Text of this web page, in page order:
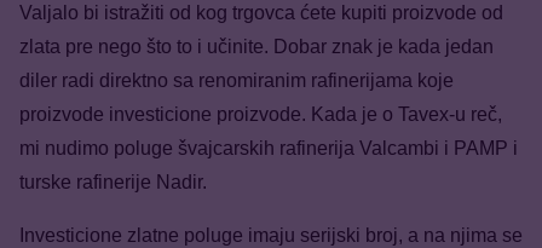
Valjalo bi istražiti od kog trgovca ćete kupiti proizvode od
zlata pre nego što to i učinite. Dobar znak je kada jedan
diler radi direktno sa renomiranim rafinerijama koje
proizvode investicione proizvode. Kada je o Tavex-u reč,
mi nudimo poluge švajcarskih rafinerija Valcambi i PAMP i
turske rafinerije Nadir.
Investicione zlatne poluge imaju serijski broj, a na njima se